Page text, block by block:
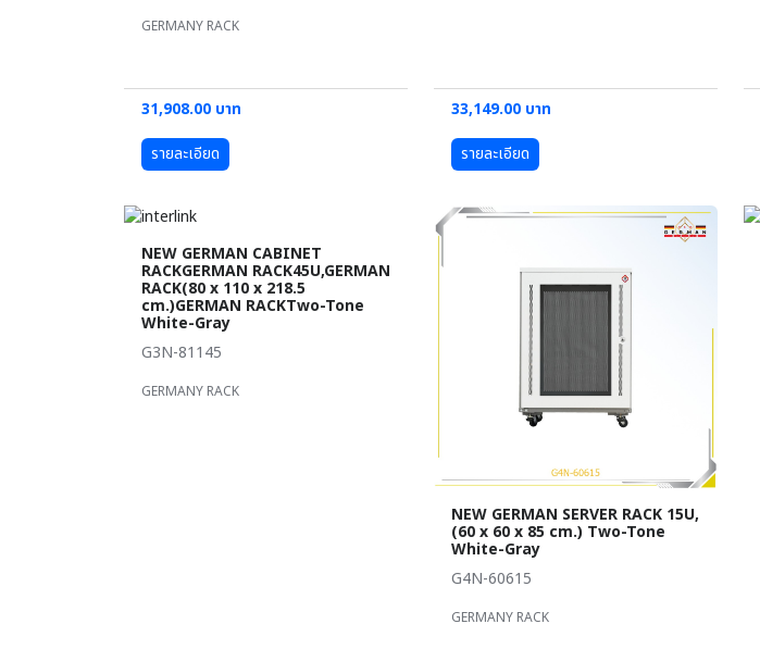
GERMANY RACK
31,908.00 บาท
รายละเอียด
33,149.00 บาท
รายละเอียด
NEW GERMAN CABINET
RACKGERMAN RACK45U,GERMAN
RACK(80 x 110 x 218.5
cm.)GERMAN RACKTwo-Tone
White-Gray
G3N-81145
GERMANY RACK
NEW GERMAN SERVER RACK 15U,
(60 x 60 x 85 cm.) Two-Tone
White-Gray
G4N-60615
GERMANY RACK